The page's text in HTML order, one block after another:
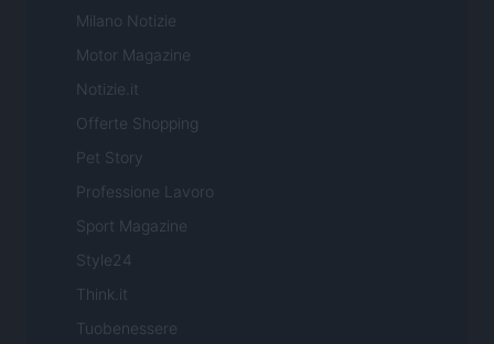
Milano Notizie
Motor Magazine
Notizie.it
Offerte Shopping
Pet Story
Professione Lavoro
Sport Magazine
Style24
Think.it
Tuobenessere